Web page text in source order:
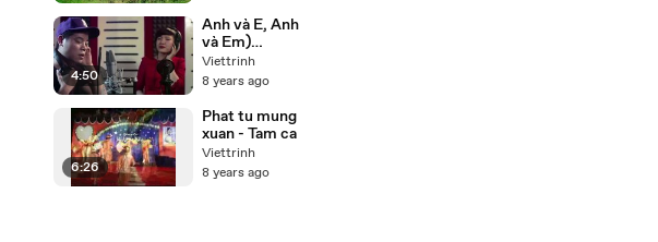
4:50
Anh và E, Anh
và Em)
Valentine
Song 2013 -
Viettrinh
8 years ago
6:26
Phat tu mung
xuan - Tam ca
Viettrinh
8 years ago